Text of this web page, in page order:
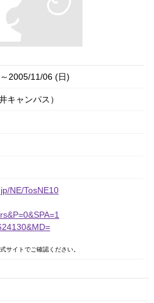
2005/11/06 (日)
キャンパス）
NE/TosNE10
サイトでご確認ください。